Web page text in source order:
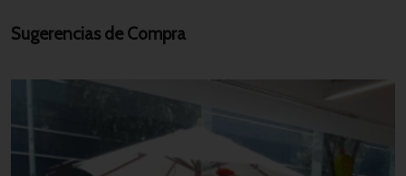
Sugerencias de Compra